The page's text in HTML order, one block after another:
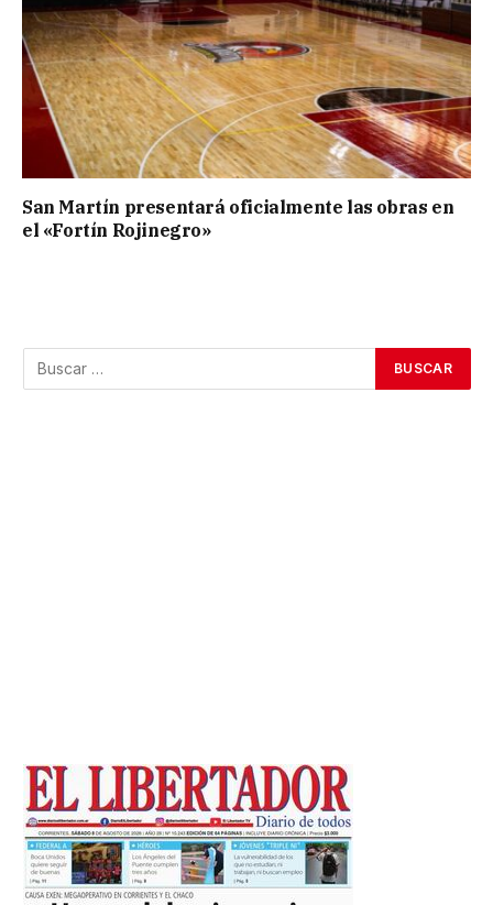
San Martín presentará oficialmente las obras en
el «Fortín Rojinegro»